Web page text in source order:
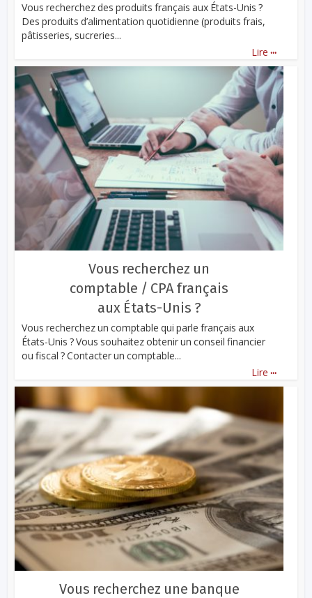
Vous recherchez des produits français aux États-Unis ?
Des produits d’alimentation quotidienne (produits frais,
pâtisseries, sucreries...
Lire ...
Vous recherchez un
comptable / CPA français
aux États-Unis ?
Vous recherchez un comptable qui parle français aux
États-Unis ? Vous souhaitez obtenir un conseil financier
ou fiscal ? Contacter un comptable...
Lire ...
Vous recherchez une banque